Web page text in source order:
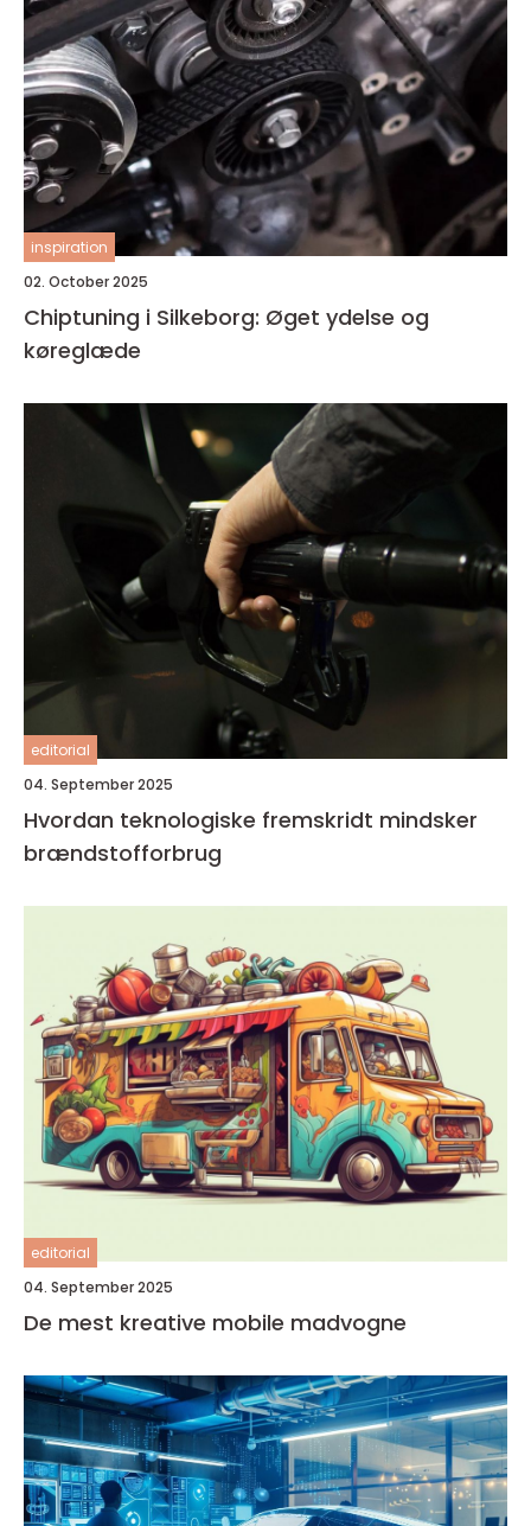
inspiration
02. October 2025
Chiptuning i Silkeborg: Øget ydelse og
køreglæde
editorial
04. September 2025
Hvordan teknologiske fremskridt mindsker
brændstofforbrug
editorial
04. September 2025
De mest kreative mobile madvogne